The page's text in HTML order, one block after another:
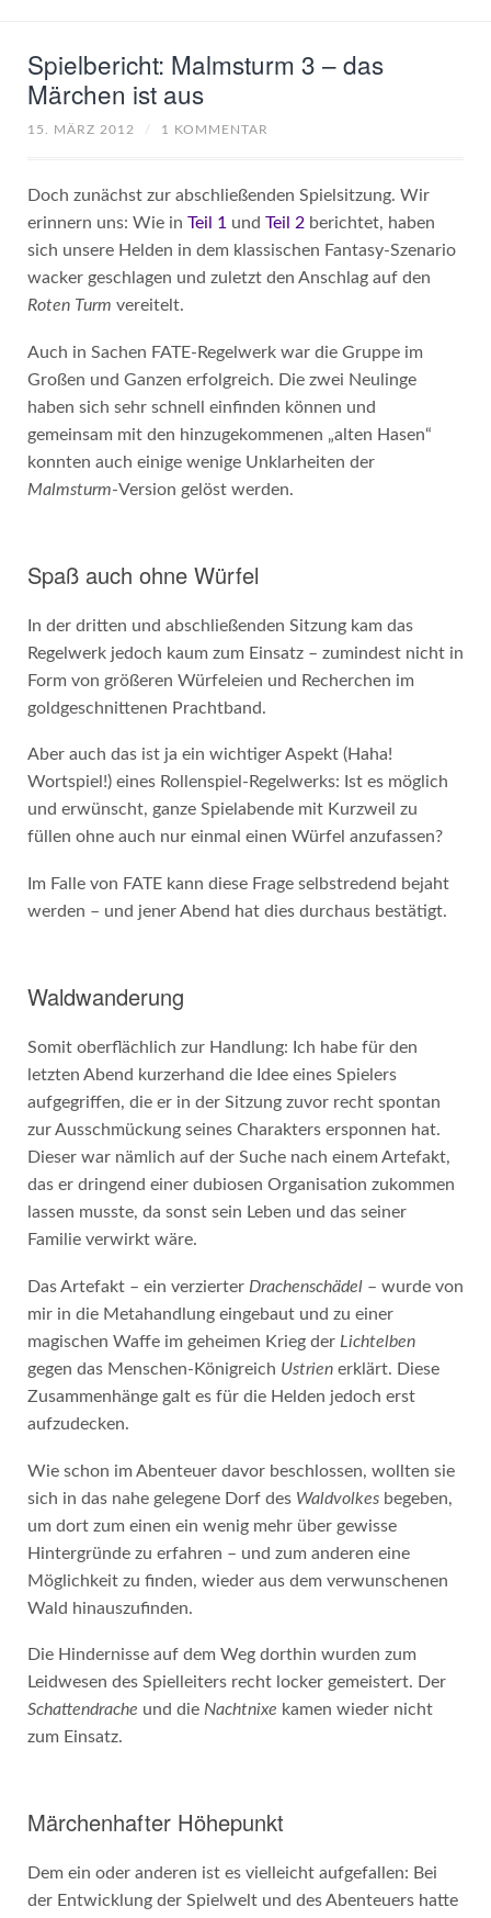
Spielbericht: Malmsturm 3 – das
Märchen ist aus
15. MÄRZ 2012 / 1 KOMMENTAR
Doch zunächst zur abschließenden Spielsitzung. Wir
erinnern uns: Wie in Teil 1 und Teil 2berichtet, haben
sich unsere Helden in dem klassischen Fantasy-Szenario
wacker geschlagen und zuletzt den Anschlag auf den
Roten Turm vereitelt.
Auch in Sachen FATE-Regelwerk war die Gruppe im
Großen und Ganzen erfolgreich. Die zwei Neulinge
haben sich sehr schnell einfinden können und
gemeinsam mit den hinzugekommenen „alten Hasen“
konnten auch einige wenige Unklarheiten der
Malmsturm-Version gelöst werden.
Spaß auch ohne Würfel
In der dritten und abschließenden Sitzung kam das
Regelwerk jedoch kaum zum Einsatz – zumindest nicht in
Form von größeren Würfeleien und Recherchen im
goldgeschnittenen Prachtband.
Aber auch das ist ja ein wichtiger Aspekt (Haha!
Wortspiel!) eines Rollenspiel-Regelwerks: Ist es möglich
und erwünscht, ganze Spielabende mit Kurzweil zu
füllen ohne auch nur einmal einen Würfel anzufassen?
Im Falle von FATE kann diese Frage selbstredend bejaht
werden – und jener Abend hat dies durchaus bestätigt.
Waldwanderung
Somit oberflächlich zur Handlung: Ich habe für den
letzten Abend kurzerhand die Idee eines Spielers
aufgegriffen, die er in der Sitzung zuvor recht spontan
zur Ausschmückung seines Charakters ersponnen hat.
Dieser war nämlich auf der Suche nach einem Artefakt,
das er dringend einer dubiosen Organisation zukommen
lassen musste, da sonst sein Leben und das seiner
Familie verwirkt wäre.
Das Artefakt – ein verzierter Drachenschädel– wurde von
mir in die Metahandlung eingebaut und zu einer
magischen Waffe im geheimen Krieg der Lichtelben
gegen das Menschen-Königreich Ustrienerklärt. Diese
Zusammenhänge galt es für die Helden jedoch erst
aufzudecken.
Wie schon im Abenteuer davor beschlossen, wollten sie
sich in das nahe gelegene Dorf des Waldvolkesbegeben,
um dort zum einen ein wenig mehr über gewisse
Hintergründe zu erfahren – und zum anderen eine
Möglichkeit zu finden, wieder aus dem verwunschenen
Wald hinauszufinden.
Die Hindernisse auf dem Weg dorthin wurden zum
Leidwesen des Spielleiters recht locker gemeistert. Der
Schattendrache und die Nachtnixe kamen wieder nicht
zum Einsatz.
Märchenhafter Höhepunkt
Dem ein oder anderen ist es vielleicht aufgefallen: Bei
der Entwicklung der Spielwelt und des Abenteuers hatte